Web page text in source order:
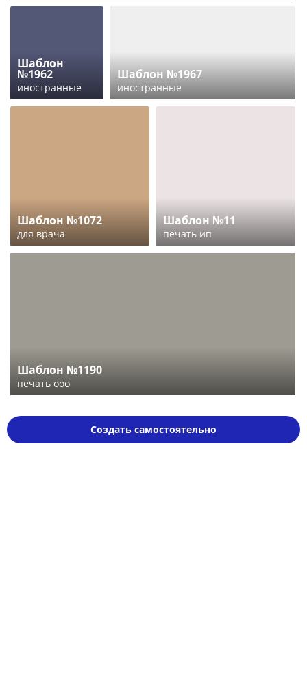
Шаблон
№1962
иностранные
Шаблон №1967
иностранные
Шаблон №1072
для врача
Шаблон №11
печать ип
Шаблон №1190
печать ооо
Создать самостоятельно